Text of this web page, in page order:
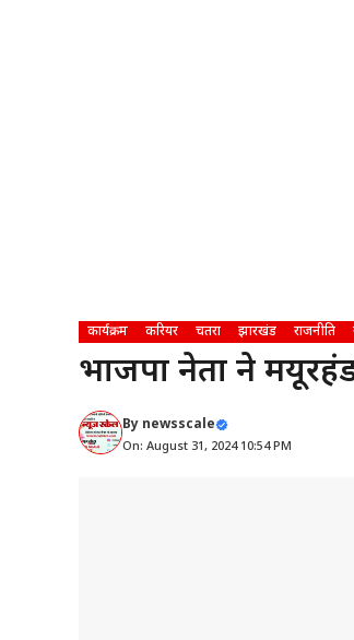
कार्यक्रम करियर चतरा झारखंड राजनीति
भाजपा नेता ने मयूरहंड
By newsscale
On: August 31, 2024 10:54 PM